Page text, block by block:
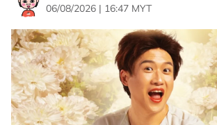
06/08/2026 | 16:47 MYT